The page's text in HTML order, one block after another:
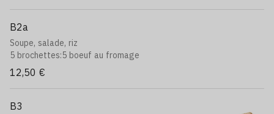
B2a
Soupe, salade, riz
5 brochettes:5 boeuf au fromage
12,50 €
B3